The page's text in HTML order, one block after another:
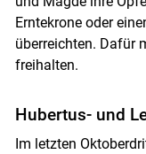
Erntekrone oder
überreichten. Dafür
freihalten.
Hubertus- und
Im letzten